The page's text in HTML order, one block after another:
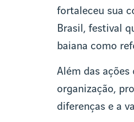
fortaleceu sua
Brasil, festival
baiana como
Além das
organização,
diferenças e a